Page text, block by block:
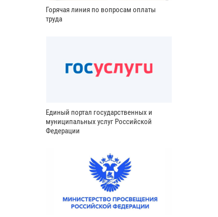
Горячая линия по вопросам оплаты
труда
Единый портал государственных и
муниципальных услуг Российской
Федерации